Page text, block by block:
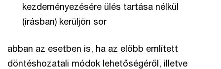
kezdeményezésére ülés tartása nélkül
(írásban) kerüljön sor
abban az esetben is, ha az előbb említett
döntéshozatali módok lehetőségéről, illetve